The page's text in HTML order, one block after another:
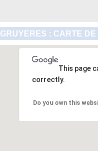
GRUYERES : CARTE
This page
correctly.
Do you own this